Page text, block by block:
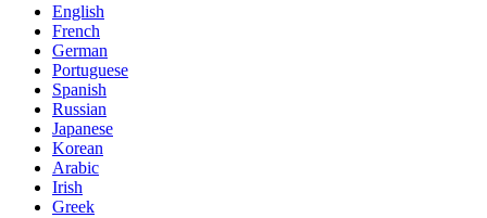
English
French
German
Portuguese
Spanish
Russian
Japanese
Korean
Arabic
Irish
Greek